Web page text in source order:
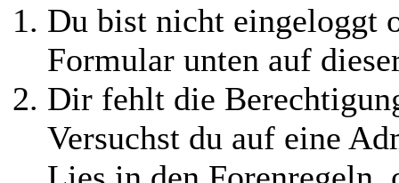
Du bist nicht eingeloggt
Formular unten auf
Dir fehlt die
Versuchst du auf eine